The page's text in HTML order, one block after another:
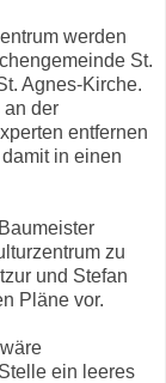
werden
St.
Agnes-Kirche.
an der
entfernen
in einen
zu
und Stefan
Pläne vor.
ein leeres